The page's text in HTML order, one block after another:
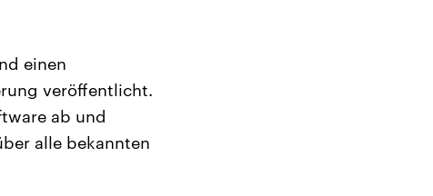
einen
veröffentlicht.
ab und
alle bekannten